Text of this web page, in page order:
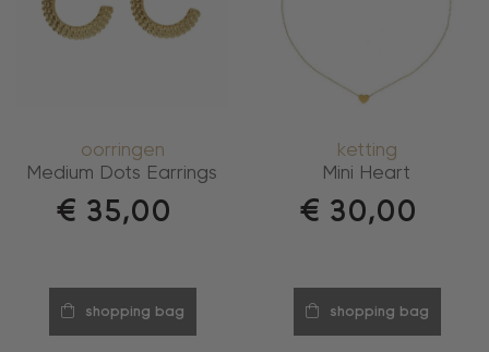
oorringen
Medium Dots Earrings
€ 35,00
shopping bag
ketting
Mini Heart
€ 30,00
shopping bag